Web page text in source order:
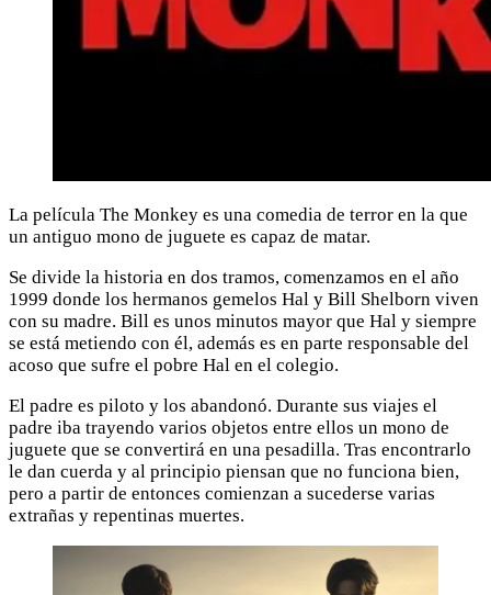
La película The Monkey es una comedia de terror en la que
un antiguo mono de juguete es capaz de matar.
Se divide la historia en dos tramos, comenzamos en el año
1999 donde los hermanos gemelos Hal y Bill Shelborn viven
con su madre. Bill es unos minutos mayor que Hal y siempre
se está metiendo con él, además es en parte responsable del
acoso que sufre el pobre Hal en el colegio.
El padre es piloto y los abandonó. Durante sus viajes el
padre iba trayendo varios objetos entre ellos un mono de
juguete que se convertirá en una pesadilla. Tras encontrarlo
le dan cuerda y al principio piensan que no funciona bien,
pero a partir de entonces comienzan a sucederse varias
extrañas y repentinas muertes.